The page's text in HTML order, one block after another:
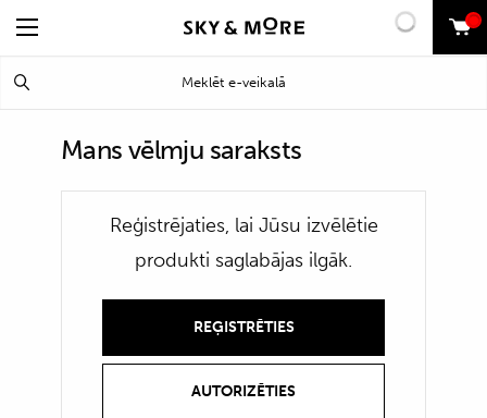
0
Mans vēlmju saraksts
Reģistrējaties, lai Jūsu izvēlētie
produkti saglabājas ilgāk.
REĢISTRĒTIES
AUTORIZĒTIES